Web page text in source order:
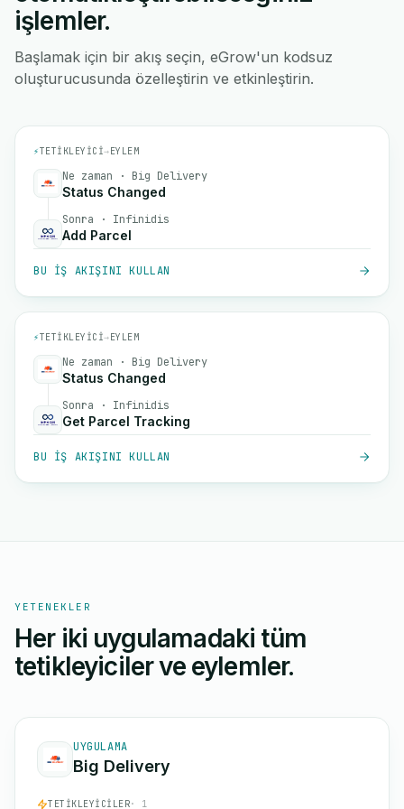
işlemler.
Başlamak için bir akış seçin, eGrow'un kodsuz
oluşturucusunda özelleştirin ve etkinleştirin.
⚡TETIKLEYICI→EYLEM
Ne zaman · Big Delivery
Status Changed
Sonra · Infinidis
Add Parcel
BU IŞ AKIŞINI KULLAN
⚡TETIKLEYICI→EYLEM
Ne zaman · Big Delivery
Status Changed
Sonra · Infinidis
Get Parcel Tracking
BU IŞ AKIŞINI KULLAN
YETENEKLER
Her iki uygulamadaki tüm
tetikleyiciler ve eylemler.
UYGULAMA
Big Delivery
TETIKLEYICILER· 1